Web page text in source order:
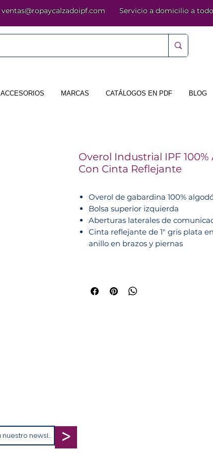
ventas@ropaycalzadoipf.com Servicio a domicilio a
ACCESORIOS MARCAS CATÁLOGOS EN PDF BLOG
Overol Industrial IPF
Con Cinta Reflejante
Overol de gabardina 100%
Bolsa superior izquierda
Aberturas laterales de
Cinta reflejante de 1" gris plata
anillo en brazos y piernas
>